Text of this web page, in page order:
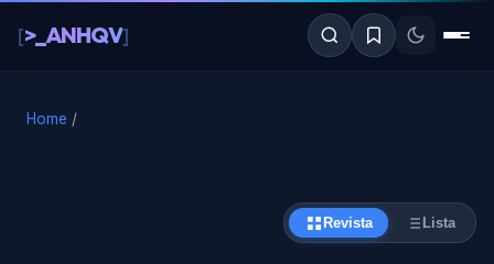
contenido
[>_ANHQV]
Home /
Revista Lista